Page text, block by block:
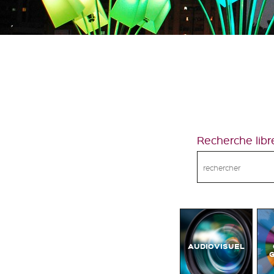
Recherche
AUDIOVISUEL